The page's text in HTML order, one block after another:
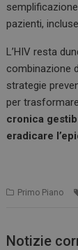
pazienti,
L’HIV resta
combinazione
strategie
per
cronica
eradicare
Primo Piano
Notizie